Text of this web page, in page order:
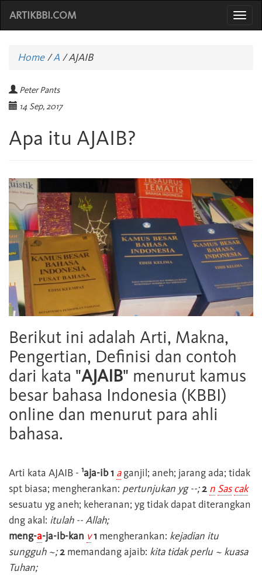
ARTIKBBI.COM
Home/A /AJAIB
Peter Pants
14 Sep, 2017
Apa itu AJAIB?
Berikut ini adalah Arti, Makna,
Pengertian, Definisi dan contoh
dari kata "AJAIB" menurut kamus
besar bahasa Indonesia (KBBI)
online dan menurut para ahli
bahasa.
Arti kata AJAIB - 1aja-ib 1 aganjil; aneh; jarang ada; tidak
spt biasa; mengherankan: pertunjukan yg --;2 n Sas cak
sesuatu yg aneh; keheranan; yg tidak dapat diterangkan
dng akal: itulah -- Allah;
meng-a-ja-ib-kan v1 mengherankan: kejadian itu
sungguh ~;2 memandang ajaib: kita tidak perlu ~ kuasa
Tuhan;